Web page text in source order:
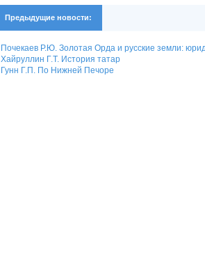
Предыдущие новости:
Почекаев Р.Ю. Золотая Орда и русские земли:
Хайруллин Г.Т. История татар
Гунн Г.П. По Нижней Печоре